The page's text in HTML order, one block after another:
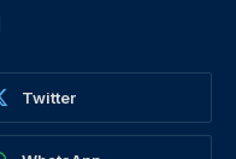
Twitter